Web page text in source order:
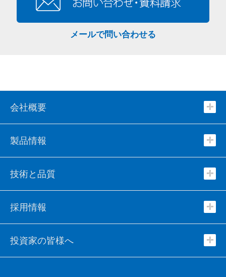
メールで問い合わせる
会社概要
製品情報
技術と品質
採用情報
投資家の皆様へ